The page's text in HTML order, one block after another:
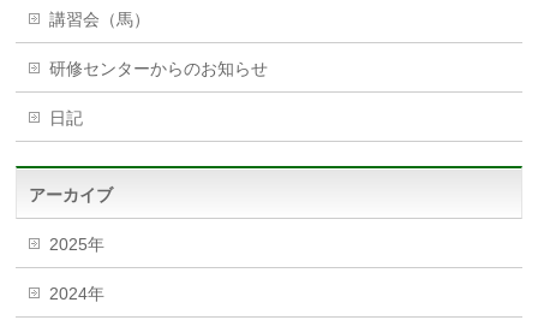
講習会（馬）
研修センターからのお知らせ
日記
アーカイブ
2025年
2024年